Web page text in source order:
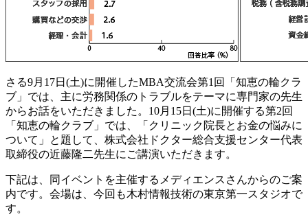
さる9月17日(土)に開催したMBA交流会第1回「知恵の輪クラ
ブ」では、主に労務関係のトラブルをテーマに専門家の先生
からお話をいただきました。10月15日(土)に開催する第2回
「知恵の輪クラブ」では、「クリニック院長とお金の悩みに
ついて」と題して、株式会社ドクター総合支援センター代表
取締役の近藤隆二先生にご講演いただきます。
下記は、同イベントを主催するメディエンスさんからのご案
内です。会場は、今回も木村情報技術の東京第一スタジオで
す。